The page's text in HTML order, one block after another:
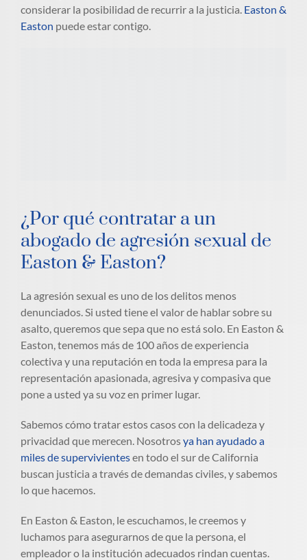
considerar la posibilidad de recurrir a la justicia. Easton &
Easton puede estar contigo.
¿Por qué contratar a un
abogado de agresión sexual de
Easton & Easton?
La agresión sexual es uno de los delitos menos
denunciados. Si usted tiene el valor de hablar sobre su
asalto, queremos que sepa que no está solo. En Easton &
Easton, tenemos más de 100 años de experiencia
colectiva y una reputación en toda la empresa para la
representación apasionada, agresiva y compasiva que
pone a usted ya su voz en primer lugar.
Sabemos cómo tratar estos casos con la delicadeza y
privacidad que merecen. Nosotrosya han ayudado a
miles de supervivientesen todo el sur de California
buscan justicia a través de demandas civiles, y sabemos
lo que hacemos.
En Easton & Easton, le escuchamos, le creemos y
luchamos para asegurarnos de que la persona, el
empleador o la institución adecuados rindan cuentas.